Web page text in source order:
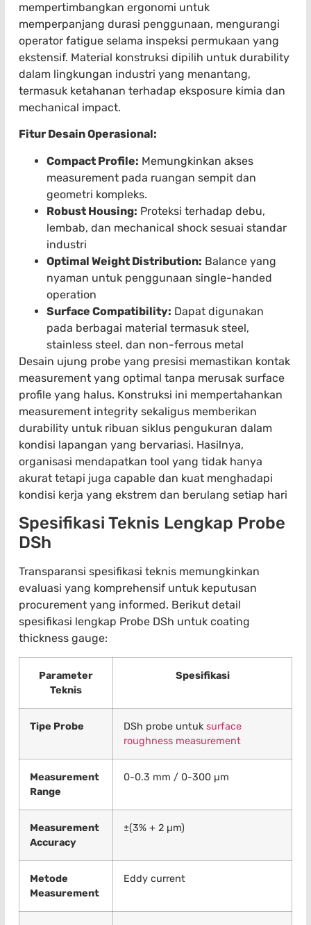
mempertimbangkan ergonomi untuk
memperpanjang durasi penggunaan, mengurangi
operator fatigue selama inspeksi permukaan yang
ekstensif. Material konstruksi dipilih untuk durability
dalam lingkungan industri yang menantang,
termasuk ketahanan terhadap eksposure kimia dan
mechanical impact.
Fitur Desain Operasional:
Compact Profile: Memungkinkan akses
measurement pada ruangan sempit dan
geometri kompleks.
Robust Housing: Proteksi terhadap debu,
lembab, dan mechanical shock sesuai standar
industri
Optimal Weight Distribution: Balance yang
nyaman untuk penggunaan single-handed
operation
Surface Compatibility: Dapat digunakan
pada berbagai material termasuk steel,
stainless steel, dan non-ferrous metal
Desain ujung probe yang presisi memastikan kontak
measurement yang optimal tanpa merusak surface
profile yang halus. Konstruksi ini mempertahankan
measurement integrity sekaligus memberikan
durability untuk ribuan siklus pengukuran dalam
kondisi lapangan yang bervariasi. Hasilnya,
organisasi mendapatkan tool yang tidak hanya
akurat tetapi juga capable dan kuat menghadapi
kondisi kerja yang ekstrem dan berulang setiap hari
Spesifikasi Teknis Lengkap Probe
DSh
Transparansi spesifikasi teknis memungkinkan
evaluasi yang komprehensif untuk keputusan
procurement yang informed. Berikut detail
spesifikasi lengkap Probe DSh untuk coating
thickness gauge:
Parameter
Teknis
Spesifikasi
Tipe Probe DSh probe untuk surface
roughness measurement
Measurement
Range
0-0.3 mm / 0-300 µm
Measurement
Accuracy
±(3% + 2 µm)
Metode
Measurement
Eddy current